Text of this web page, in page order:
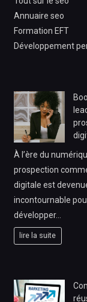
Annuaire seo
Formation EFT
Développement
À l’ère du
prospection
digitale est
incontournable
développer…
lire la suite